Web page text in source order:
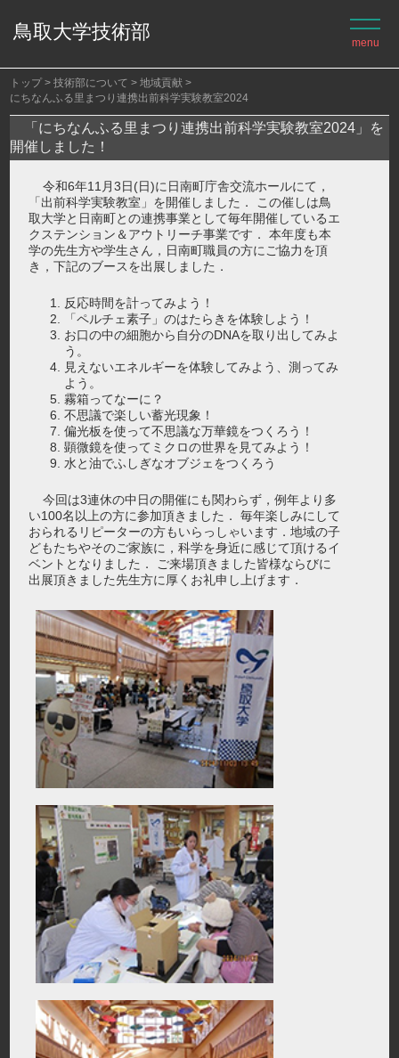
鳥取大学技術部
トップ 技術部について
地域貢献
にちなんふる里まつり連携出前科学実験教室2024
「にちなんふる里まつり連携出前科学実験教室2024」を
開催しました！
令和6年11月3日(日)に日南町庁舎交流ホールにて，
「出前科学実験教室」を開催しました． この催しは鳥
取大学と日南町との連携事業として毎年開催しているエ
クステンション＆アウトリーチ事業です． 本年度も本
学の先生方や学生さん，日南町職員の方にご協力を頂
き，下記のブースを出展しました．
反応時間を計ってみよう！
「ペルチェ素子」のはたらきを体験しよう！
お口の中の細胞から自分のDNAを取り出してみよ
う。
見えないエネルギーを体験してみよう、測ってみ
よう。
霧箱ってなーに？
不思議で楽しい蓄光現象！
偏光板を使って不思議な万華鏡をつくろう！
顕微鏡を使ってミクロの世界を見てみよう！
水と油でふしぎなオブジェをつくろう
今回は3連休の中日の開催にも関わらず，例年より多
い100名以上の方に参加頂きました． 毎年楽しみにして
おられるリピーターの方もいらっしゃいます．地域の子
どもたちやそのご家族に，科学を身近に感じて頂けるイ
ベントとなりました． ご来場頂きました皆様ならびに
出展頂きました先生方に厚くお礼申し上げます．